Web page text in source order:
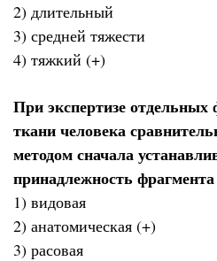
2) длительный
3) средней тяжести
4) тяжкий (+)
При экспертизе отдельных
ткани человека
методом сначала
принадлежность фрагмента
1) видовая
2) анатомическая (+)
3) расовая